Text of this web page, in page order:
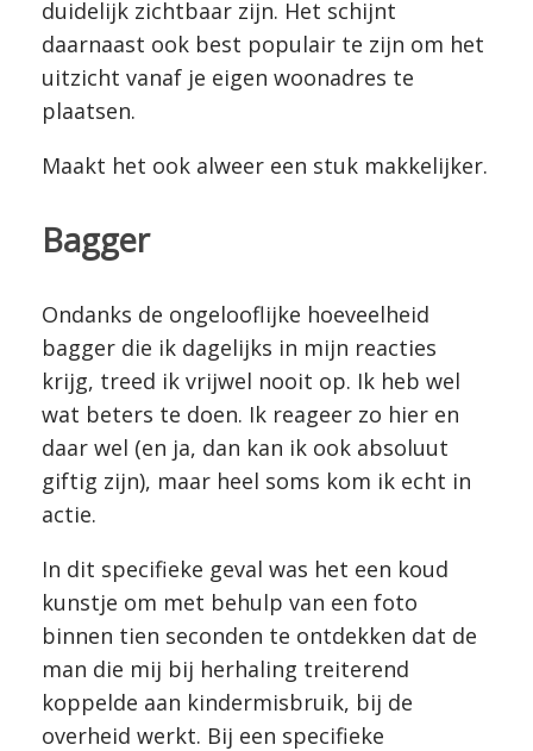
duidelijk zichtbaar zijn. Het schijnt
daarnaast ook best populair te zijn om het
uitzicht vanaf je eigen woonadres te
plaatsen.
Maakt het ook alweer een stuk makkelijker.
Bagger
Ondanks de ongelooflijke hoeveelheid
bagger die ik dagelijks in mijn reacties
krijg, treed ik vrijwel nooit op. Ik heb wel
wat beters te doen. Ik reageer zo hier en
daar wel (en ja, dan kan ik ook absoluut
giftig zijn), maar heel soms kom ik echt in
actie.
In dit specifieke geval was het een koud
kunstje om met behulp van een foto
binnen tien seconden te ontdekken dat de
man die mij bij herhaling treiterend
koppelde aan kindermisbruik, bij de
overheid werkt. Bij een specifieke